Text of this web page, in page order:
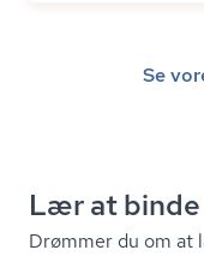
Se
Lær at
Drømmer du om at